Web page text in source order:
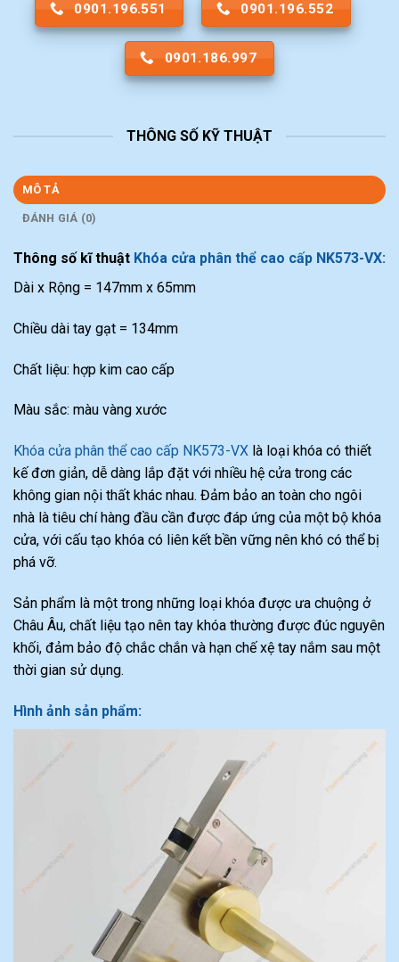
0901.196.551 0901.196.552
0901.186.997
THÔNG SỐ KỸ THUẬT
MÔ TẢ
ĐÁNH GIÁ (0)
Thông số kĩ thuật Khóa cửa phân thể cao cấp NK573-VX:
Dài x Rộng = 147mm x 65mm
Chiều dài tay gạt = 134mm
Chất liệu: hợp kim cao cấp
Màu sắc: màu vàng xước
Khóa cửa phân thể cao cấp NK573-VX là loại khóa có thiết
kế đơn giản, dễ dàng lắp đặt với nhiều hệ cửa trong các
không gian nội thất khác nhau. Đảm bảo an toàn cho ngôi
nhà là tiêu chí hàng đầu cần được đáp ứng của một bộ khóa
cửa, với cấu tạo khóa có liên kết bền vững nên khó có thể bị
phá vỡ.
Sản phẩm là một trong những loại khóa được ưa chuộng ở
Châu Âu, chất liệu tạo nên tay khóa thường được đúc nguyên
khối, đảm bảo độ chắc chắn và hạn chế xệ tay nắm sau một
thời gian sử dụng.
Hình ảnh sản phẩm: